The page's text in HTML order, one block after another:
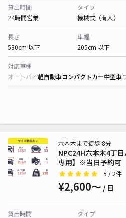
貸出時間
24時間営業
タイプ
機械式（有人）
長さ
530cm 以下
車幅
205cm 以下
対応車種
オートバイ軽自動車コンパクトカー中型車
NPC24H六本木4丁
専用】※当日予約可
六本木まで徒歩 8分
5 / 2件
¥2,600〜 / 日
貸出時間
タイプ